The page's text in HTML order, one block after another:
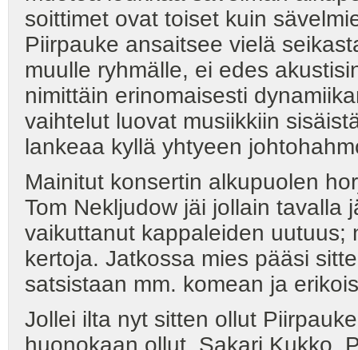
soittimet ovat toiset kuin
Piirpauke ansaitsee vielä
muulle ryhmälle, ei edes
nimittäin erinomaisesti
vaihtelut luovat musiikkiin
lankeaa kyllä yhtyeen
Mainitut konsertin alkupuolen
Tom Nekljudow jäi jollain tavalla
vaikuttanut kappaleiden uutuus;
kertoja. Jatkossa mies pääsi
satsistaan mm. komean ja
Jollei ilta nyt sitten ollut